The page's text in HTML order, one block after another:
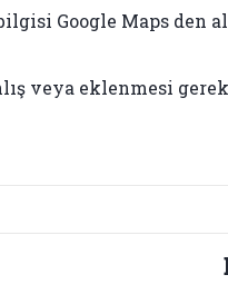
bilgisi Google Maps
veya eklenmesi